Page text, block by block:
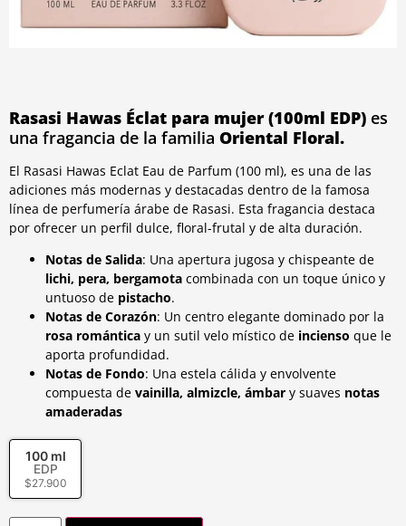
Rasasi Hawas Éclat para mujer (100ml EDP) es
una fragancia de la familia Oriental Floral.
El Rasasi Hawas Eclat Eau de Parfum (100 ml), es una de las
adiciones más modernas y destacadas dentro de la famosa
línea de perfumería árabe de Rasasi. Esta fragancia destaca
por ofrecer un perfil dulce, floral-frutal y de alta duración.
Notas de Salida: Una apertura jugosa y chispeante de
lichi, pera, bergamota combinada con un toque único y
untuoso de pistacho.
Notas de Corazón: Un centro elegante dominado por la
rosa romántica y un sutil velo místico de incienso que le
aporta profundidad.
Notas de Fondo: Una estela cálida y envolvente
compuesta de vainilla, almizcle, ámbar y suaves notas
amaderadas
100 ml
EDP
$27.900